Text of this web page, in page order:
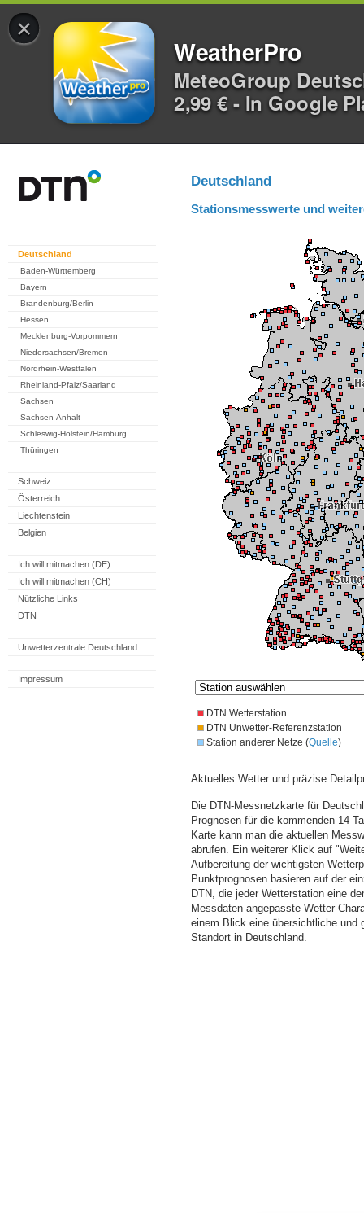
×
WeatherPro
MeteoGroup
2,99 € - In Google
Deutschland
Baden-Württemberg
Bayern
Brandenburg/Berlin
Hessen
Mecklenburg-Vorpommern
Niedersachsen/Bremen
Nordrhein-Westfalen
Rheinland-Pfalz/Saarland
Sachsen
Sachsen-Anhalt
Schleswig-Holstein/Hamburg
Thüringen
Schweiz
Österreich
Liechtenstein
Belgien
Ich will mitmachen (DE)
Ich will mitmachen (CH)
Nützliche Links
DTN
Unwetterzentrale Deutschland
Impressum
Deutschland
Stationsmesswerte und
DTN Wetterstation
DTN Unwetter-Referenzstation
Station anderer Netze (Quelle)
Aktuelles Wetter und präzise
Die DTN-Messnetzkarte für
Prognosen für die kommenden 14
Karte kann man die aktuellen
abrufen. Ein weiterer Klick auf
Aufbereitung der wichtigsten
Punktprognosen basieren auf der
DTN, die jeder Wetterstation eine
Messdaten angepasste Wetter-
einem Blick eine übersichtliche und
Standort in Deutschland.